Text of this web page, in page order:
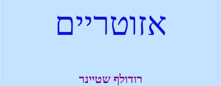
אזוטריים
רודולף שטיינר